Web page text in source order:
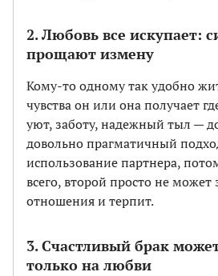
2. Любовь все искупает:
прощают измену
Кому-то одному так удобно
чувства он или она получает
уют, заботу, надежный тыл —
довольно прагматичный
использование партнера,
всего, второй просто не может
отношения и терпит.
3. Счастливый брак
только на любви